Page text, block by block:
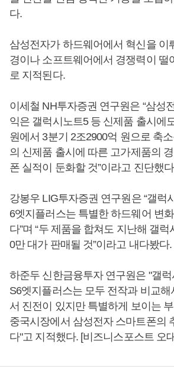
다.
삼성전자가 하드웨어에서 혁신을 이
경이나 소프트웨어에서 경쟁력이 떨
로 지적된다.
이세철 NH투자증권 연구원은 “삼성
익은 갤럭시노트5 등 신제품 출시에
원에서 3분기 2조2900억 원으로 축
의 신제품 출시에 따른 고가제품의
폰 실적이 둔화할 것”이라고 진단했
강봉우 LIG투자증권 연구원은 “갤럭
6엣지플러스는 특별한 하드웨어 변
다”며 “두 제품을 합쳐도 지난해 갤
0만 대가 판매될 것”이라고 내다봤다.
하준두 신한금융투자 연구원은 "갤럭
S6엣지플러스는 모두 전작과 비교해
서 진전이 있지만 특별하게 보이는
중국시장에서 삼성전자 스마트폰의
다"고 지적했다. [비즈니스포스트 오